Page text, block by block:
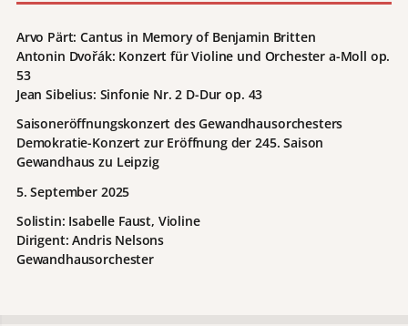
Arvo Pärt: Cantus in Memory of Benjamin Britten
Antonin Dvořák: Konzert für Violine und Orchester a-Moll op.
53
Jean Sibelius: Sinfonie Nr. 2 D-Dur op. 43
Saisoneröffnungskonzert des Gewandhausorchesters
Demokratie-Konzert zur Eröffnung der 245. Saison
Gewandhaus zu Leipzig
5. September 2025
Solistin: Isabelle Faust, Violine
Dirigent: Andris Nelsons
Gewandhausorchester